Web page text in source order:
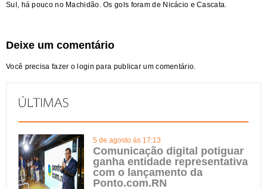
Sul, há pouco no Machidão. Os gols foram de Nicácio e Cascata.
Deixe um comentário
Você precisa fazer o login para publicar um comentário.
5 de agosto às 17:13
Comunicação digital potiguar
ganha entidade representativa
com o lançamento da
Ponto.com.RN